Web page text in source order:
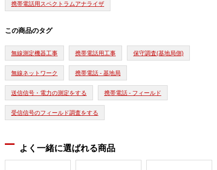
携帯電話用スペクトラムアナライザ
この商品のタグ
無線測定機器工事 携帯電話用工事 保守調査(基地局側)
無線ネットワーク 携帯電話 - 基地局
送信信号・電力の測定をする 携帯電話 - フィールド
受信信号のフィールド調査をする
よく一緒に選ばれる商品